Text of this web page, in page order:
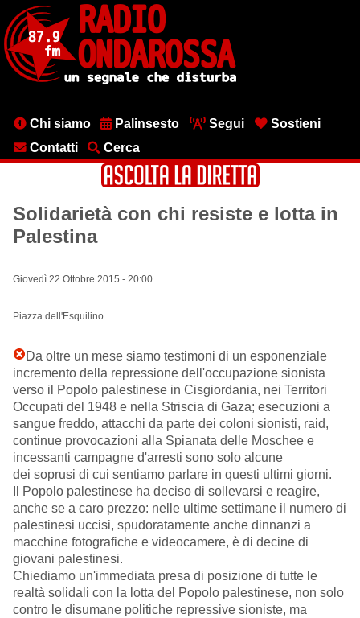
contenuto
principale
MenuChi siamo Palinsesto Segui
Sostieni
Contatti
Cerca
Solidarietà con chi resiste e lotta in
Palestina
Giovedì 22 Ottobre 2015 - 20:00
Piazza dell'Esquilino
Da oltre un mese siamo testimoni di un esponenziale
incremento della repressione dell'occupazione sionista
verso il Popolo palestinese in Cisgiordania, nei Territori
Occupati del 1948 e nella Striscia di Gaza; esecuzioni a
sangue freddo, attacchi da parte dei coloni sionisti, raid,
continue provocazioni alla Spianata delle Moschee e
incessanti campagne d'arresti sono solo alcune
dei soprusi di cui sentiamo parlare in questi ultimi giorni.
Il Popolo palestinese ha deciso di sollevarsi e reagire,
anche se a caro prezzo: nelle ultime settimane il numero di
palestinesi uccisi, spudoratamente anche dinnanzi a
macchine fotografiche e videocamere, è di decine di
giovani palestinesi.
Chiediamo un'immediata presa di posizione di tutte le
realtà solidali con la lotta del Popolo palestinese, non solo
contro le disumane politiche repressive sioniste, ma